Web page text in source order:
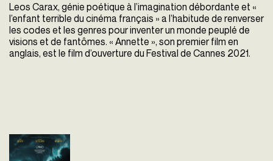
Leos Carax, génie poétique à l’imagination débordante et «
l’enfant terrible du cinéma français » a l’habitude de renverser
les codes et les genres pour inventer un monde peuplé de
visions et de fantômes. « Annette », son premier film en
anglais, est le film d’ouverture du Festival de Cannes 2021.
vost - 141'
Los Angeles, de nos jours.